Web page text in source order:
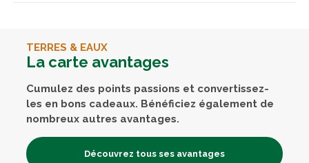
TERRES & EAUX
La carte avantages
Cumulez des points passions et convertissez-
les en bons cadeaux. Bénéficiez également de
nombreux autres avantages.
Découvrez tous ses avantages